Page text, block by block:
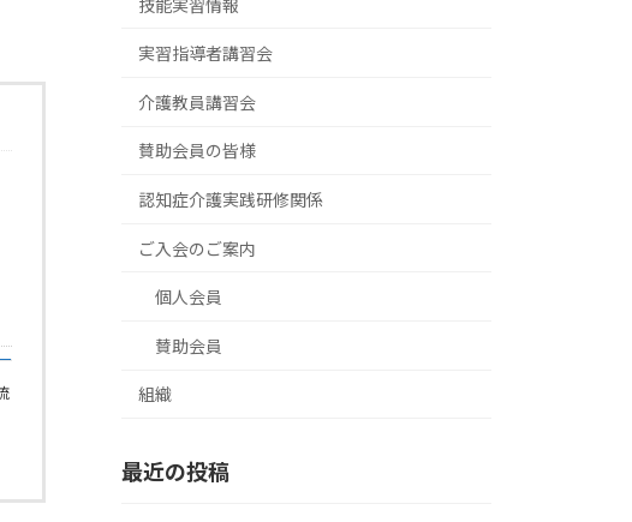
技能実習情報
実習指導者講習会
介護教員講習会
賛助会員の皆様
認知症介護実践研修関係
ご入会のご案内
個人会員
賛助会員
組織
最近の投稿